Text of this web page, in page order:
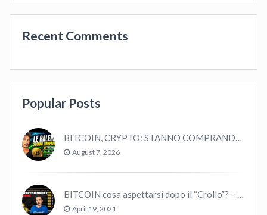
Recent Comments
Popular Posts
BITCOIN, CRYPTO: STANNO COMPRANDO TUTTI (GUARDA QUESTI DATI), EPPURE…
August 7, 2026
BITCOIN cosa aspettarsi dopo il “Crollo”? – CryptoMonday NEWS w16/’21
April 19, 2021